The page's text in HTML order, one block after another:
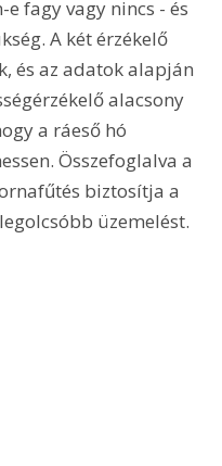
fagy vagy nincs - és
A két érzékelő
és az adatok alapján
alacsony
a ráeső hó
Összefoglalva a
biztosítja a
üzemelést.